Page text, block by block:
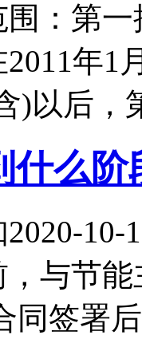
：第
年1
)以后，
什么
2020-10-
与节
同签署